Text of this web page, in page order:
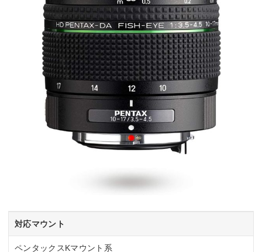
対応マウント
ペンタックスKマウント系